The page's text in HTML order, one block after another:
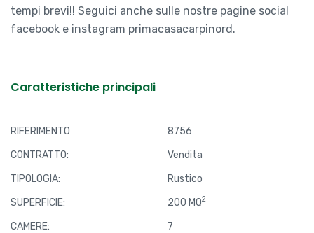
tempi brevi!! Seguici anche sulle nostre pagine social
facebook e instagram primacasacarpinord.
Caratteristiche principali
RIFERIMENTO
8756
CONTRATTO:
Vendita
TIPOLOGIA:
Rustico
SUPERFICIE:
200 MQ2
CAMERE:
7